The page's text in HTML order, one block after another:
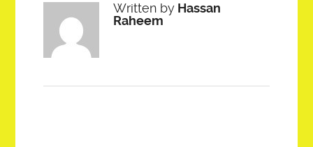
Written by Hassan
Raheem